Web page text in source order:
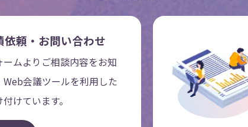
依頼・お問い合わせ
ムよりご相談内容をお知
Web会議ツールを利用した
けています。